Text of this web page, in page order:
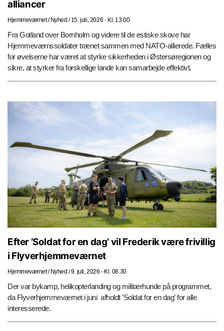
alliancer
Hjemmeværnet / Nyhed / 15. juli, 2026 - Kl. 13.00
Fra Gotland over Bornholm og videre til de estiske skove har
Hjemmeværnssoldater trænet sammen med NATO-allierede. Fælles
for øvelserne har været at styrke sikkerheden i Østersøregionen og
sikre, at styrker fra forskellige lande kan samarbejde effektivt.
Efter ’Soldat for en dag’ vil Frederik være frivillig
i Flyverhjemmeværnet
Hjemmeværnet / Nyhed /9. juli, 2026 - Kl. 08.30
Der var bykamp, helikopterlanding og militærhunde på programmet,
da Flyverhjemmeværnet i juni afholdt ’Soldat for en dag’ for alle
interesserede.